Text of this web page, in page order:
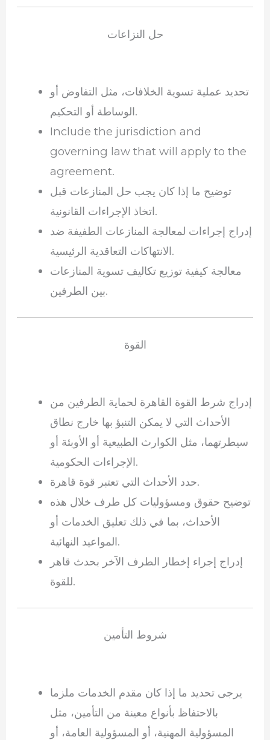
حل النزاعات
تحديد عملية تسوية الخلافات، مثل التفاوض أو
الوساطة أو التحكيم.
Include the jurisdiction and
governing law that will apply to the
agreement.
توضيح ما إذا كان يجب حل المنازعات قبل
اتخاذ الإجراءات القانونية.
إدراج إجراءات لمعالجة المنازعات الطفيفة ضد
الانتهاكات التعاقدية الرئيسية.
معالجة كيفية توزيع تكاليف تسوية المنازعات
بين الطرفين.
القوة
إدراج شرط القوة القاهرة لحماية الطرفين من
الأحداث التي لا يمكن التنبؤ بها خارج نطاق
سيطرتهما، مثل الكوارث الطبيعية أو الأوبئة أو
الإجراءات الحكومية.
حدد الأحداث التي تعتبر قوة قاهرة.
توضيح حقوق ومسؤوليات كل طرف خلال هذه
الأحداث، بما في ذلك تعليق الخدمات أو
المواعيد النهائية.
إدراج إجراء إخطار الطرف الآخر بحدث قاهر
للقوة.
شروط التأمين
يرجى تحديد ما إذا كان مقدم الخدمات ملزما
بالاحتفاظ بأنواع معينة من التأمين، مثل
المسؤولية المهنية، أو المسؤولية العامة، أو